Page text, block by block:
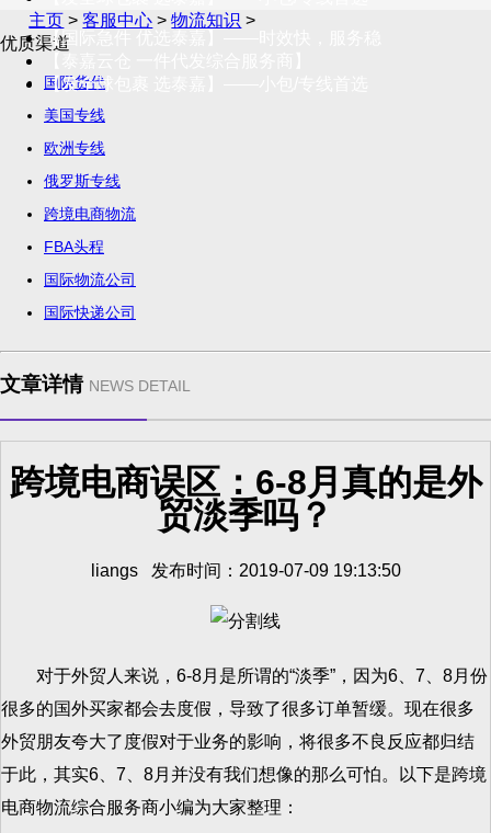
【国际急件 优选泰嘉】——时效快，服务稳
【发全球包裹 选泰嘉】——小包/专线首选
主页 >客服中心 >物流知识 >
优质渠道
国际货代
美国专线
欧洲专线
俄罗斯专线
跨境电商物流
FBA头程
国际物流公司
国际快递公司
文章详情 NEWS DETAIL
跨境电商误区：6-8月真的是外
贸淡季吗？
liangs 发布时间：2019-07-09 19:13:50
对于外贸人来说，6-8月是所谓的“淡季”，因为6、7、8月份
很多的国外买家都会去度假，导致了很多订单暂缓。现在很多
外贸朋友夸大了度假对于业务的影响，将很多不良反应都归结
于此，其实6、7、8月并没有我们想像的那么可怕。以下是跨境
电商物流综合服务商小编为大家整理：